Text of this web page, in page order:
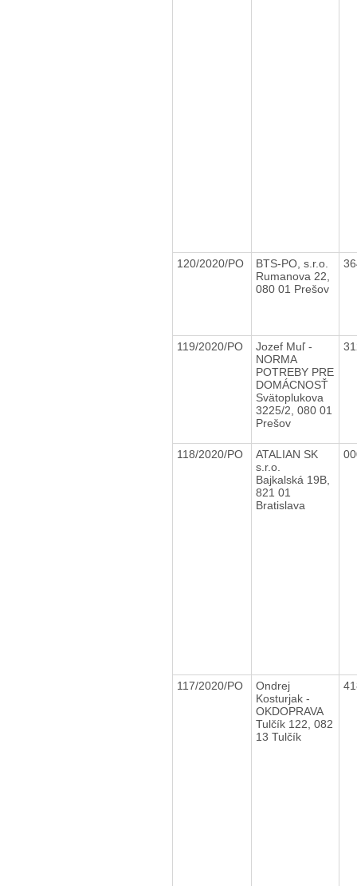
120/2020/PO
BTS-PO, s.r.o.
Rumanova 22,
080 01 Prešov
119/2020/PO
Jozef Muľ -
NORMA
POTREBY PRE
DOMÁCNOSŤ
Svätoplukova
3225/2, 080 01
Prešov
118/2020/PO
ATALIAN SK
s.r.o.
Bajkalská 19B,
821 01
Bratislava
117/2020/PO
Ondrej
Kosturjak -
OKDOPRAVA
Tulčík 122, 082
13 Tulčík